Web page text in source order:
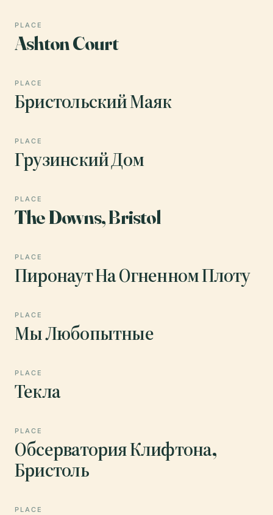
PLACE
Ashton Court
PLACE
Бристольский Маяк
PLACE
Грузинский Дом
PLACE
The Downs, Bristol
PLACE
Пиронаут На Огненном Плоту
PLACE
Мы Любопытные
PLACE
Текла
PLACE
Обсерватория Клифтона,
Бристоль
PLACE